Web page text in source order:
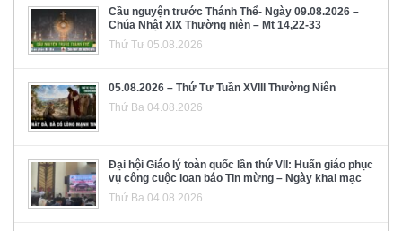
Cầu nguyện trước Thánh Thể- Ngày 09.08.2026 –
Chúa Nhật XIX Thường niên – Mt 14,22-33
Thứ Tư 05.08.2026
05.08.2026 – Thứ Tư Tuần XVIII Thường Niên
Thứ Ba 04.08.2026
Đại hội Giáo lý toàn quốc lần thứ VII: Huấn giáo phục
vụ công cuộc loan báo Tin mừng – Ngày khai mạc
Thứ Ba 04.08.2026